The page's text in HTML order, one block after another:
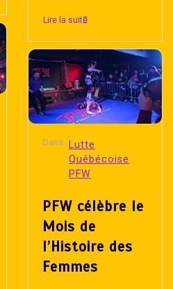
Lire la suite
Dans
Lutte
Québécoise
PFW
PFW célèbre le
Mois de
l’Histoire des
Femmes